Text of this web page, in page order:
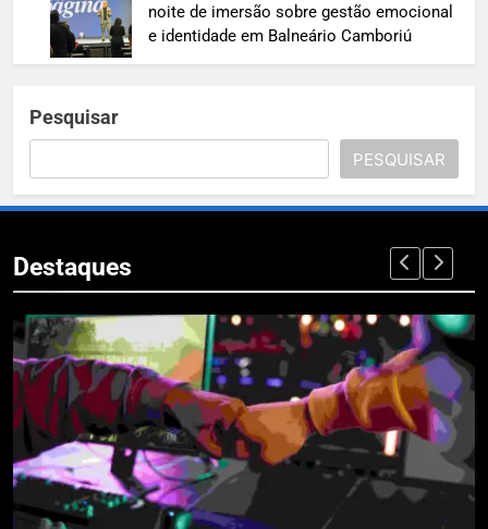
noite de imersão sobre gestão emocional
e identidade em Balneário Camboriú
Pesquisar
PESQUISAR
Destaques